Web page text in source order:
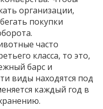
организации,
покупки
часто
класса, то это,
барс и
виды находятся под
каждый год в